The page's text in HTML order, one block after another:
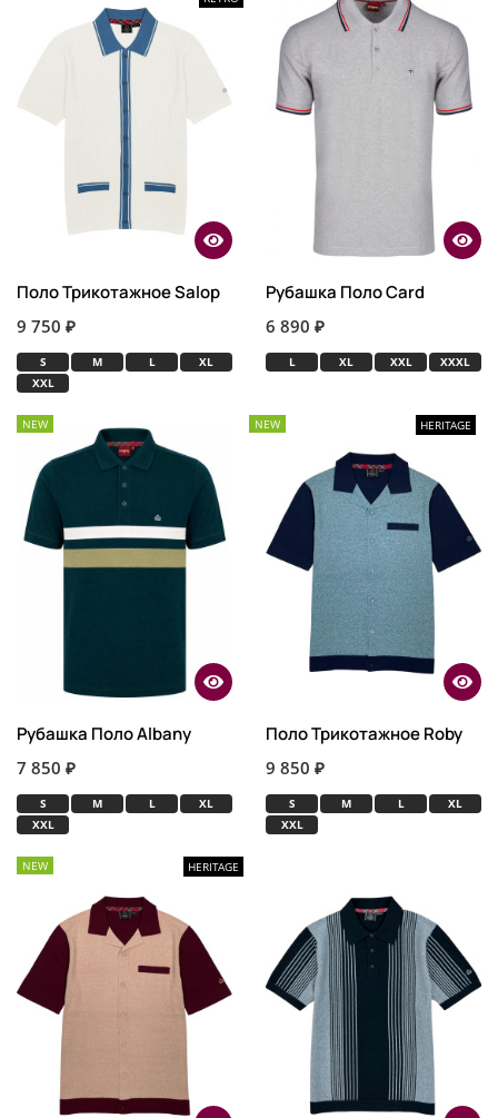
Поло Трикотажное Salop
9 750 ₽
S M L
XL
XXL
Рубашка Поло Card
6 890 ₽
L XL XXL XXXL
NEW
Рубашка Поло Albany
7 850 ₽
S M L
XL
XXL
NEW HERITAGE
Поло Трикотажное Roby
9 850 ₽
S M L
XL
XXL
NEW HERITAGE